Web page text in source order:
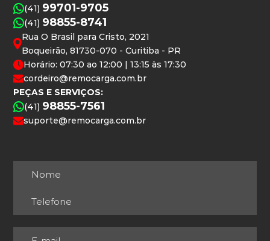
(41) 99701-9705
(41) 98855-8741
Rua O Brasil para Cristo, 2021
Boqueirão, 81730-070 - Curitiba - PR
Horário: 07:30 ao 12:00 | 13:15 às 17:30
cordeiro@remocarga.com.br
PEÇAS E SERVIÇOS:
(41) 98855-7561
suporte@remocarga.com.br